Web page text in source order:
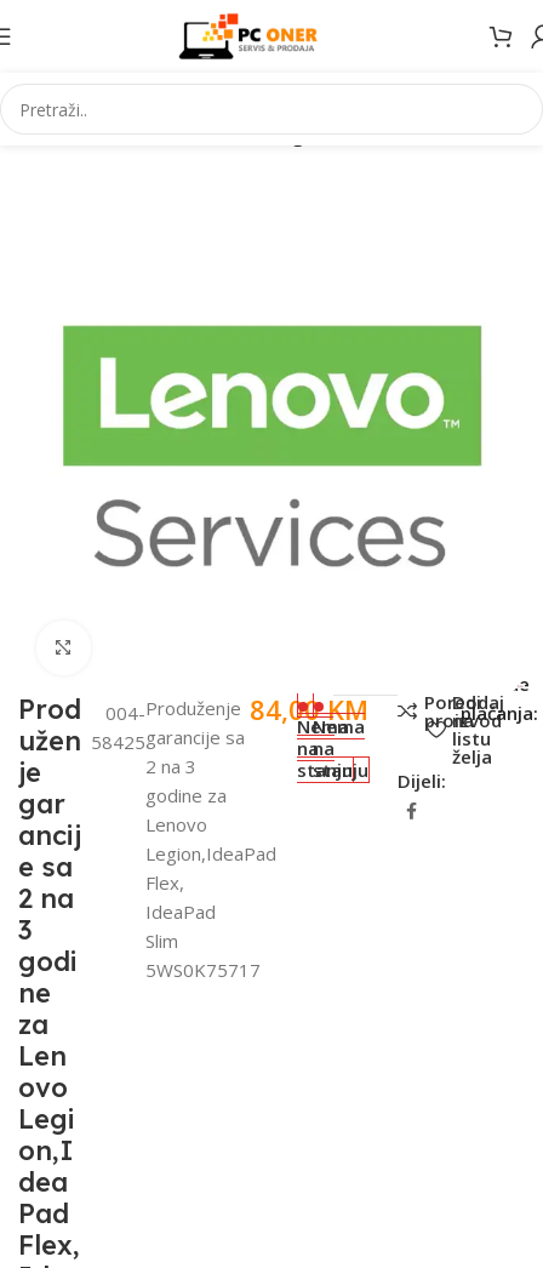
Početna Informatika Racunari Digitalni kodovi
Prod
užen
je
gar
ancij
e sa
2 na
3
godi
ne
za
Len
ovo
Legi
on,I
dea
Pad
Flex,
004-
58425
Produženje
garancije sa
2 na 3
godine za
Lenovo
Legion,IdeaPad
Flex,
IdeaPad
Slim
5WS0K75717
84,00KM
Nema
na
stanju
Nema
na
stanju
Poredi
proizvod
Dodaj
na
listu
želja
Dijeli:
Metode
plaćanja: